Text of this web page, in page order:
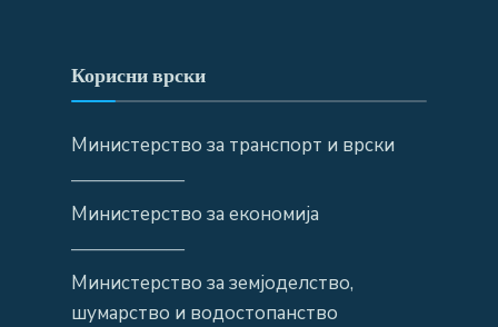
Корисни врски
Министерство за транспорт и врски
——————
Министерство за економија
——————
Министерство за земјоделство,
шумарство и водостопанство